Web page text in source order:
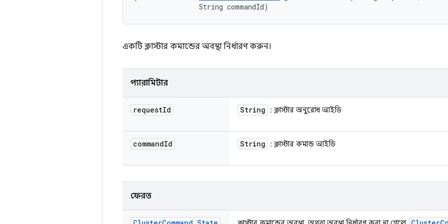
                String commandId)
একটি ক্লাস্টার কমান্ডের অবস্থা নির্ধারণ করুন।
প্যারামিটার
requestId String : ক্লাস্টার অনুরোধ আইডি
commandId String : ক্লাস্টার কমান্ড আইডি
ফেরত